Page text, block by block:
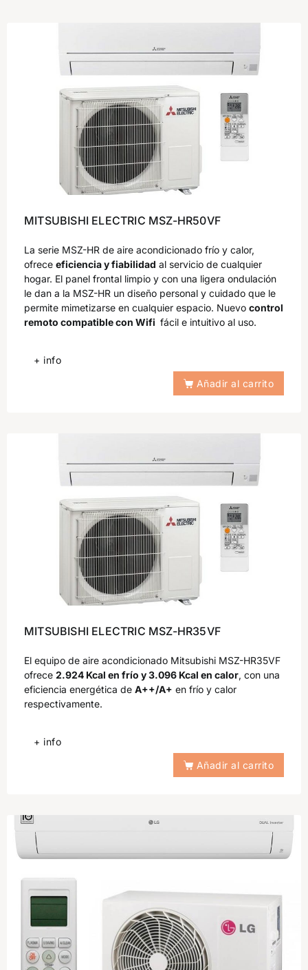
MITSUBISHI ELECTRIC MSZ-HR50VF
La serie MSZ-HR de aire acondicionado frío y calor,
ofrece eficiencia y fiabilidad al servicio de cualquier
hogar. El panel frontal limpio y con una ligera ondulación
le dan a la MSZ-­HR un diseño personal y cuidado que le
permite mimetizarse en cualquier espacio. Nuevo control
remoto compatible con Wifi fácil e intuitivo al uso.
+ info
Añadir al carrito
MITSUBISHI ELECTRIC MSZ-HR35VF
El equipo de aire acondicionado Mitsubishi MSZ-HR35VF
ofrece 2.924 Kcal en frío y 3.096 Kcal en calor, con una
eficiencia energética de A++/A+ en frío y calor
respectivamente.
+ info
Añadir al carrito